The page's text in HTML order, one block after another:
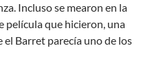
Incluso se mearon en la
película que hicieron, una
el Barret parecía uno de los